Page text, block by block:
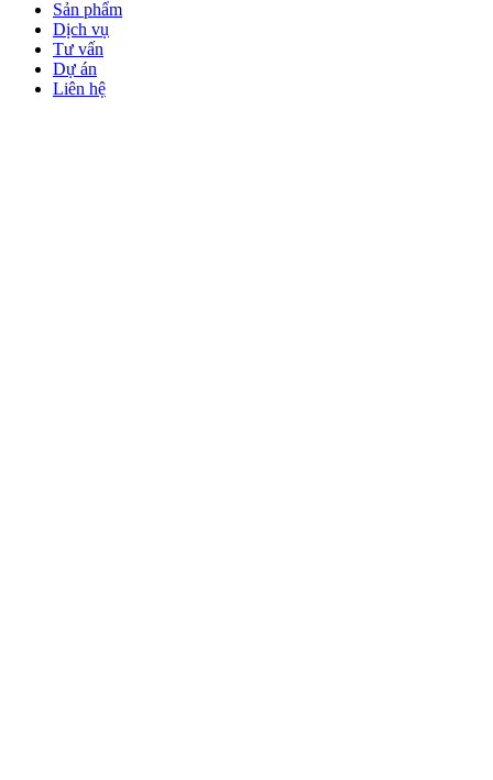
Sản phẩm
Dịch vụ
Tư vấn
Dự án
Liên hệ